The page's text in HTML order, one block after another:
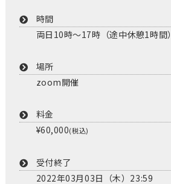
時間
両日10時〜17時（途中休憩1時間）
場所
zoom開催
料金
¥60,000(税込)
受付終了
2022年03月03日（木）23:59